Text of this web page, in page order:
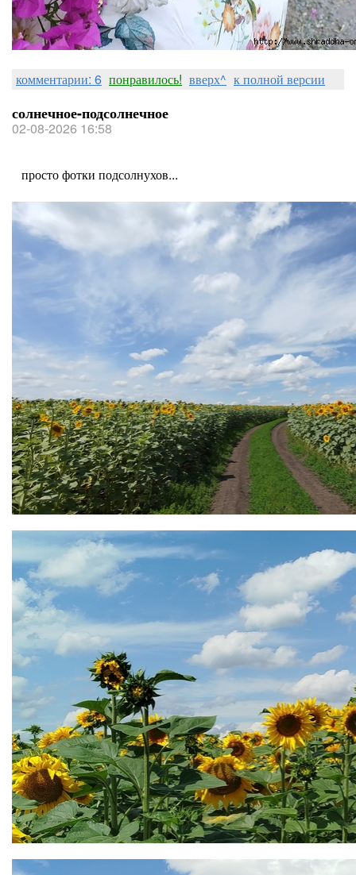
комментарии: 6 понравилось! вверх^ к полной версии
солнечное-подсолнечное
02-08-2026 16:58
просто фотки подсолнухов...